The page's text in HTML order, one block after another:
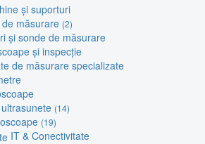
și suporturi
măsurare (2)
și sonde de măsurare
și inspecție
de măsurare specializate
(14)
(19)
IT & Conectivitate